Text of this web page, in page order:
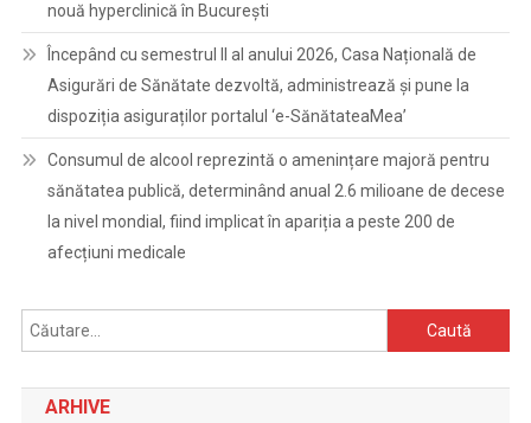
nouă hyperclinică în București
Începând cu semestrul II al anului 2026, Casa Națională de
Asigurări de Sănătate dezvoltă, administrează și pune la
dispoziția asiguraților portalul ‘e-SănătateaMea’
Consumul de alcool reprezintă o amenințare majoră pentru
sănătatea publică, determinând anual 2.6 milioane de decese
la nivel mondial, fiind implicat în apariția a peste 200 de
afecțiuni medicale
Caută
după:
ARHIVE